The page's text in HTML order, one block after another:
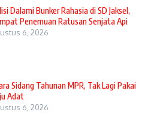
Dalami Bunker Rahasia di SD Jaksel,
Penemuan Ratusan Senjata Api
6, 2026
Sidang Tahunan MPR, Tak Lagi Pakai
Adat
6, 2026